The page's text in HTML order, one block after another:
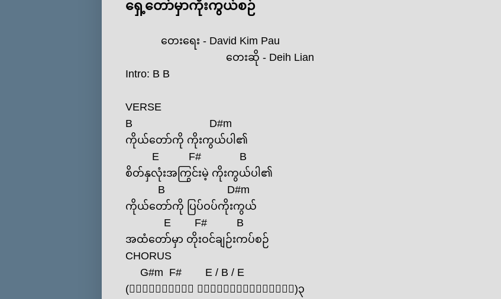
ရှေ့တော်မှာကိုးကွယ်စဉ်
တေးရေး - David Kim Pau
တေးဆို - Deih Lian
Intro: B B
VERSE
B
D#m
ကိုယ်တော်ကို ကိုးကွယ်ပါ၏
E
F#
B
စိတ်နှလုံးအကြွင်းမဲ့ ကိုးကွယ်ပါ၏
B
D#m
ကိုယ်တော်ကို ပြပ်ဝပ်ကိုးကွယ်
E
F#
B
အထံတော်မှာ တိုးဝင်ချဉ်းကပ်စဉ်
CHORUS
G#m F# E / B / E
(၀ိညာဉ်တော် ဆင်းကြွတော်မူပါ)၃